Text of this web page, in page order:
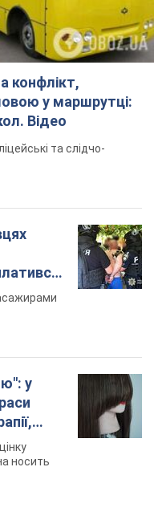
конфлікт,
у маршрутці:
Відео
та слідчо-
у
носить